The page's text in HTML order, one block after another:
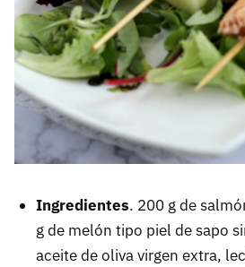
Ingredientes. 200 g de
g de melón tipo piel de sapo
aceite de oliva virgen extra,